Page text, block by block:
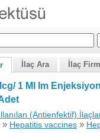
İlaç Ara İlaç
1 Ml Im
(Antienfektif)
» Hepatitis vaccines »